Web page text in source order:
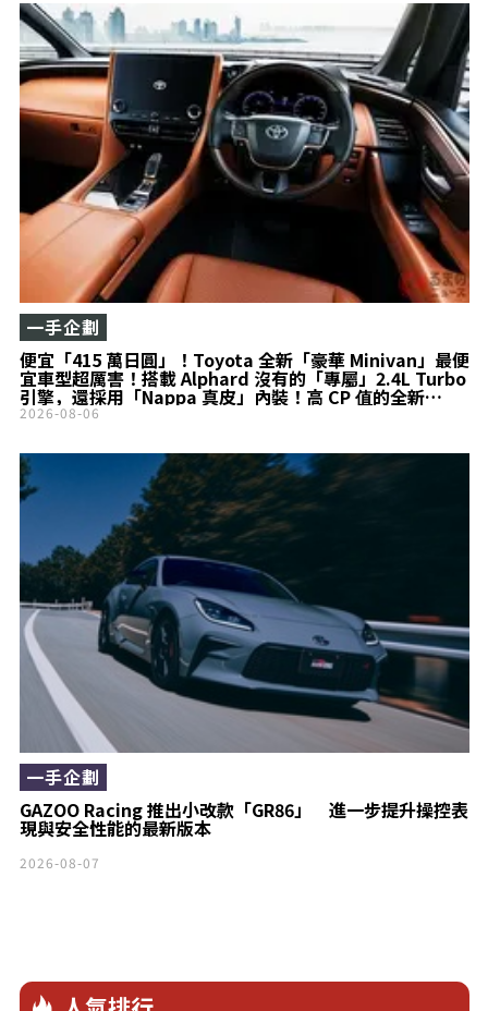
便宜「415 萬日圓」！Toyota 全新「豪華 Minivan」最便
宜車型超厲害！搭載 Alphard 沒有的「專屬」2.4L Turbo
引擎，還採用「Nappa 真皮」內裝！高 CP 值的全新
Vellfire Z Premier 究竟有什麼魅力？
一手企劃
2026-08-06
GAZOO Racing 推出小改款「GR86」 進一步提升操控表
現與安全性能的最新版本
一手企劃
2026-08-07